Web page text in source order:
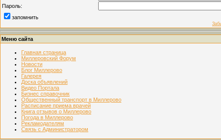
Пароль:
запомнить
Меню сайта
Главная страница
Миллеровский Форум
Новости
Блог Миллерово
Галерея
Доска объявлений
Видео Портала
Бизнес справочник
Общественный транспорт в Миллерово
Расписание приема врачей
Книга отзывов о Миллерово
Погода в Миллерово
Рекламодателям
Связь с Администратором